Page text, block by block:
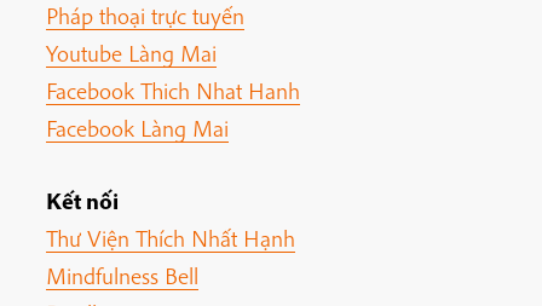
Pháp thoại trực tuyến
Youtube Làng Mai
Facebook Thich Nhat Hanh
Facebook Làng Mai
Kết nối
Thư Viện Thích Nhất Hạnh
Mindfulness Bell